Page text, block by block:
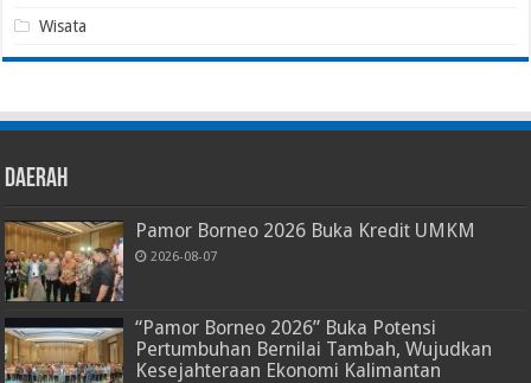
Wisata
Daerah
Pamor Borneo 2026 Buka Kredit UMKM
2026-08-07
“Pamor Borneo 2026” Buka Potensi
Pertumbuhan Bernilai Tambah, Wujudkan
Kesejahteraan Ekonomi Kalimantan